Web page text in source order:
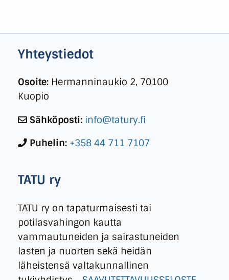
Yhteystiedot
Osoite: Hermanninaukio 2, 70100
Kuopio
Sähköposti: info@tatury.fi
Puhelin: +358 44 711 7107
TATU ry
TATU ry on tapaturmaisesti tai
potilasvahingon kautta
vammautuneiden ja sairastuneiden
lasten ja nuorten sekä heidän
läheistensä valtakunnallinen